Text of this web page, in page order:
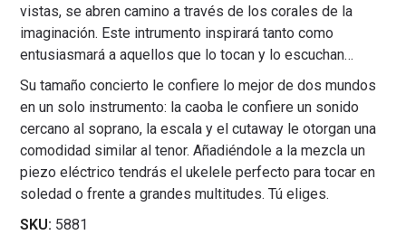
vistas, se abren camino a través de los corales de la
imaginación. Este intrumento inspirará tanto como
entusiasmará a aquellos que lo tocan y lo escuchan…
Su tamaño concierto le confiere lo mejor de dos mundos
en un solo instrumento: la caoba le confiere un sonido
cercano al soprano, la escala y el cutaway le otorgan una
comodidad similar al tenor. Añadiéndole a la mezcla un
piezo eléctrico tendrás el ukelele perfecto para tocar en
soledad o frente a grandes multitudes. Tú eliges.
SKU: 5881